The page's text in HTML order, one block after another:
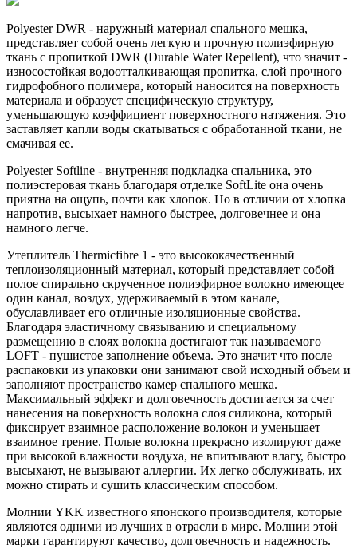
Polyester DWR - наружный материал спального мешка,
представляет собой очень легкую и прочную полиэфирную
ткань с пропиткой DWR (Durable Water Repellent), что значит -
износостойкая водоотталкивающая пропитка, слой прочного
гидрофобного полимера, который наносится на поверхность
материала и образует специфическую структуру,
уменьшающую коэффициент поверхностного натяжения. Это
заставляет капли воды скатываться с обработанной ткани, не
смачивая ее.
Polyester Softline - внутренняя подкладка спальника, это
полиэстеровая ткань благодаря отделке SoftLite она очень
приятна на ощупь, почти как хлопок. Но в отличии от хлопка
напротив, высыхает намного быстрее, долговечнее и она
намного легче.
Утеплитель Thermicfibre 1 - это высококачественный
теплоизоляционный материал, который представляет собой
полое спирально скрученное полиэфирное волокно имеющее
один канал, воздух, удерживаемый в этом канале,
обуславливает его отличные изоляционные свойства.
Благодаря эластичному связыванию и специальному
размещению в слоях волокна достигают так называемого
LOFT - пушистое заполнение объема. Это значит что после
распаковки из упаковки они занимают свой исходный объем и
заполняют пространство камер спального мешка.
Максимальный эффект и долговечность достигается за счет
нанесения на поверхность волокна слоя силикона, который
фиксирует взаимное расположение волокон и уменьшает
взаимное трение. Полые волокна прекрасно изолируют даже
при высокой влажности воздуха, не впитывают влагу, быстро
высыхают, не вызывают аллергии. Их легко обслуживать, их
можно стирать и сушить классическим способом.
Молнии YKK известного японского производителя, которые
являются одними из лучших в отрасли в мире. Молнии этой
марки гарантируют качество, долговечность и надежность.